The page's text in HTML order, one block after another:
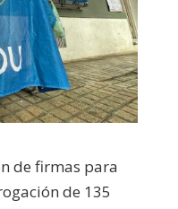
de firmas para
de 135